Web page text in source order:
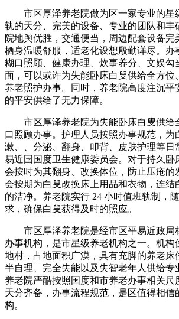
市区厚泽养老院做为区一家专业的星
轨的天分、完美的设备、专业的团队和丰
院地舆优胜，交通便当，周边配套设备完
栖身温暖舒服，适老化设想殷勤详尽。办
糊口照顾、健康办理、炊事养分、文娱勾
面，可以或许为失能卧床白叟供给全方位
养老照护办事。同时，养老院高度注沉平
的平安供给了无力保障。
市区厚泽养老院为失能卧床白叟供给
口照顾办事。护理人员按照办事规范，为
漱、、分泌、翻身、叩背、皮肤护理等日
易近国国度卫生健康委员会。对于持久卧
会按时为其翻身、改换体位，防止压疮的
会按期为白叟改换床上用品和衣物，连结
的洁净。养老院实行 24 小时值班轨制，
求，确保白叟获得及时的照应。
市区厚泽养老院是经市区平易近政局
办事机构，是市星级养老机构之一。机构
地村，占地面积广漠，具有充脚的养老床
半自理、完全失能以及失智老年人供给专
养老院严酷按照国度和市养老办事相关尺
天分齐备，办事流程规范，是区值得相信
构。